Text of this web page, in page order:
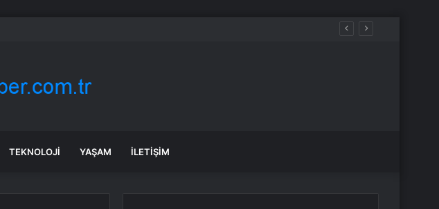
TEKNOLOJI YAŞAM İLETIŞIM